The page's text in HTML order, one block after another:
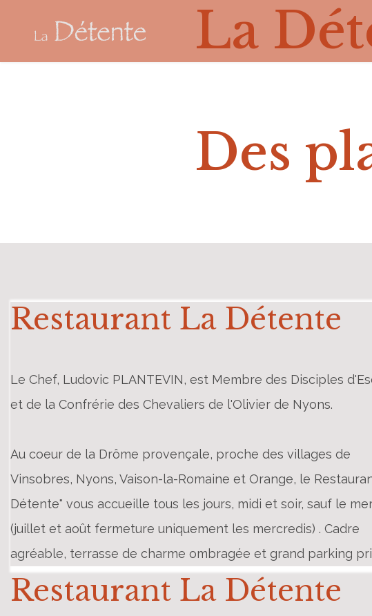
La
Des
Restaurant La Détente
Le Chef, Ludovic PLANTEVIN, est Membre des Disciples
et de la Confrérie des Chevaliers de l'Olivier de Nyons.
Au coeur de la Drôme provençale, proche des villages de
Vinsobres, Nyons, Vaison-la-Romaine et Orange, le
Détente" vous accueille tous les jours, midi et soir, sauf le
(juillet et août fermeture uniquement les mercredis) . Cadre
agréable, terrasse de charme ombragée et grand parking
Restaurant La Détente